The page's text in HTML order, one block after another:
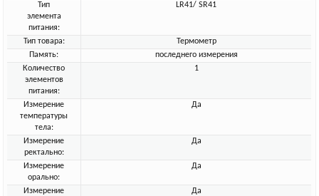
Тип
элемента
питания:
LR41/ SR41
Тип товара:
Термометр
Память:
последнего измерения
Количество
элементов
питания:
1
Измерение
температуры
тела:
Да
Измерение
ректально:
Да
Измерение
орально:
Да
Измерение
Да